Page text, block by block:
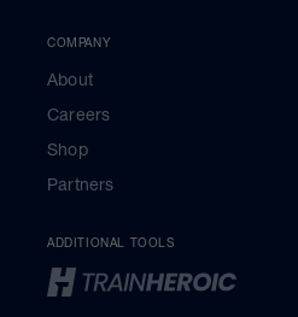
COMPANY
About
Careers
Shop
Partners
ADDITIONAL TOOLS